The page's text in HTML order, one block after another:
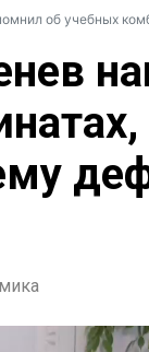
об учебных